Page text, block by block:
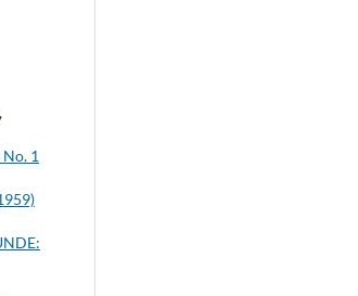
,
1